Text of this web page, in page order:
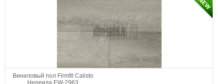
Виниловый пол Firmfit Calisto
Нереида EW-2963